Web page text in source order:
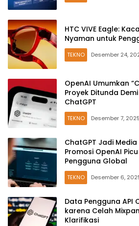
HTC VIVE Eagle:
Nyaman untuk
TEKNO Desember 24,
OpenAI Umumkan
Proyek Ditunda
ChatGPT
TEKNO Desember 7, 2025
ChatGPT Jadi
Promosi OpenAI
Pengguna Global
TEKNO Desember 6,
Data Pengguna API
karena Celah
Klarifikasi